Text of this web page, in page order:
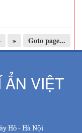
» Goto page...
ẨN VIỆT
Hồ - Hà Nội